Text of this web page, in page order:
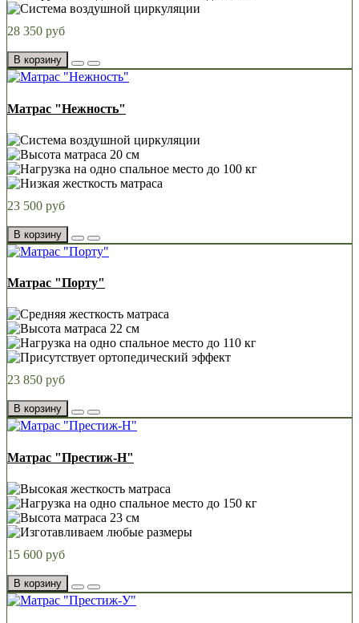
28 350 руб
В корзину
Матрас "Нежность"
23 500 руб
В корзину
Матрас "Порту"
23 850 руб
В корзину
Матрас "Престиж-Н"
15 600 руб
В корзину